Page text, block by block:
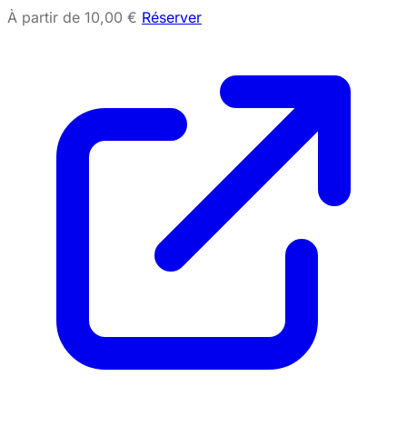
À partir de 10,00 € Réserver